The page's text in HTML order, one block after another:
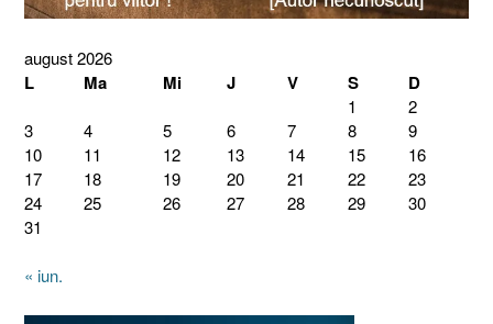
august 2026
L Ma Mi J V S D
1
2
3
4 5 6 7 8
9
10
11 12 13 14 15
16
17
18 19 20 21 22
23
24
25 26 27 28 29
30
31
« iun.